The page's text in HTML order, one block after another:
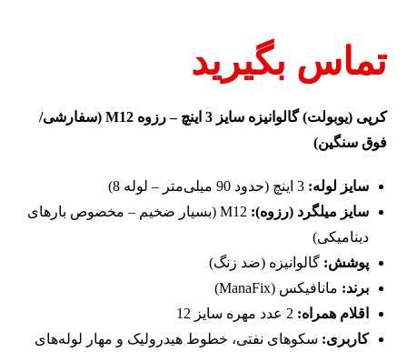
تماس بگیرید
کرپی (یوبولت) گالوانیزه سایز 3 اینچ – رزوه M12 (سفارشی/
فوق سنگین)
سایز لوله: 3 اینچ (حدود 90 میلی‌متر – لوله 8)
سایز میلگرد (رزوه):
M12 (بسیار ضخیم – مخصوص بارهای
دینامیکی)
پوشش: گالوانیزه (ضد زنگ)
برند: مانافیکس (ManaFix)
اقلام همراه:
کاربری: سکوهای نفتی، خطوط هیدرولیک و مهار لوله‌های